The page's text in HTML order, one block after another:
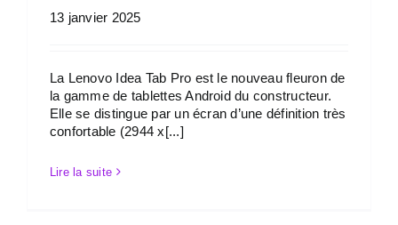
13 janvier 2025
La Lenovo Idea Tab Pro est le nouveau fleuron de
la gamme de tablettes Android du constructeur.
Elle se distingue par un écran d’une définition très
confortable (2944 x[...]
Lire la suite